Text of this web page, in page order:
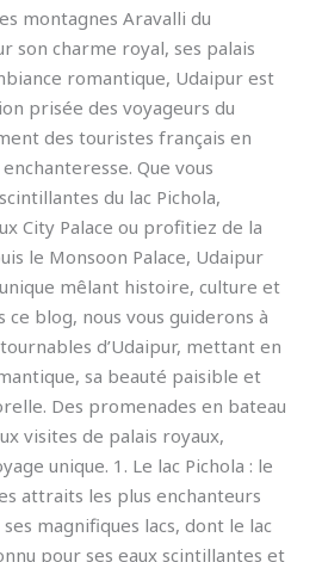
montagnes Aravalli du
son charme royal, ses palais
romantique, Udaipur est
prisée des voyageurs du
des touristes français en
Que vous
du lac Pichola,
City Palace ou profitiez de la
le Monsoon Palace, Udaipur
mêlant histoire, culture et
ce blog, nous vous guiderons à
d’Udaipur, mettant en
sa beauté paisible et
Des promenades en bateau
visites de palais royaux,
unique. 1. Le lac Pichola : le
attraits les plus enchanteurs
magnifiques lacs, dont le lac
pour ses eaux scintillantes et